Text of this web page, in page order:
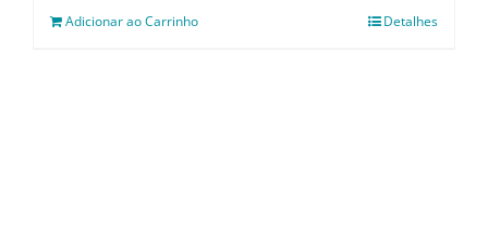
Adicionar ao Carrinho Detalhes